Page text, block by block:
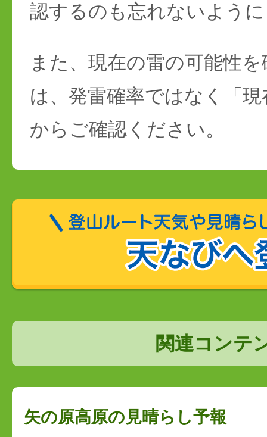
認するのも忘れないよう
また、現在の雷の可能性
は、発雷確率ではなく「
からご確認ください。
関連コンテ
矢の原高原の見晴らし予報